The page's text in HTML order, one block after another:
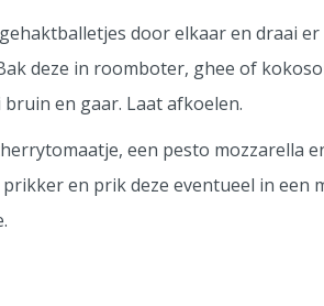
door elkaar en draai er
deze in roomboter, ghee of
en gaar. Laat afkoelen.
een pesto mozzarella
en prik deze eventueel in een